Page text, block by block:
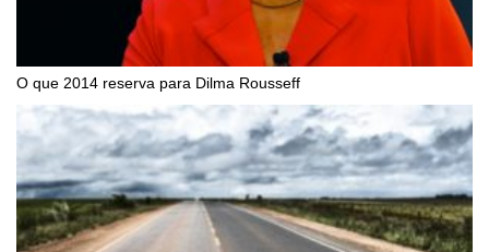
O que 2014 reserva para Dilma Rousseff